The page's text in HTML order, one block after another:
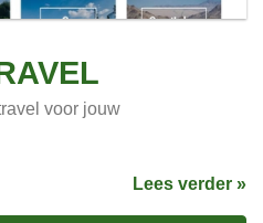
voor jouw
Lees verder »